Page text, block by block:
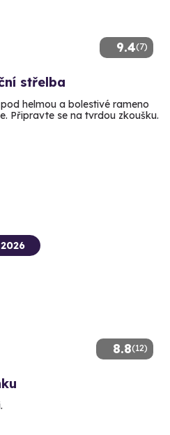
9.4(7)
střelba
helmou a bolestivé rameno
Připravte se na tvrdou zkoušku.
8.8(12)